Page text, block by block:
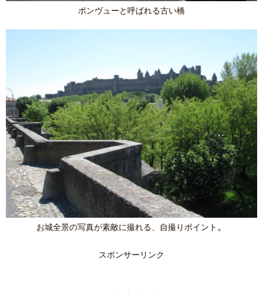
ポンヴューと呼ばれる古い橋
お城全景の写真が素敵に撮れる、自撮りポイント
スポンサーリンク